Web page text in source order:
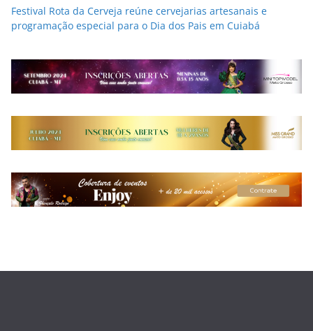
Festival Rota da Cerveja reúne cervejarias artesanais e
programação especial para o Dia dos Pais em Cuiabá